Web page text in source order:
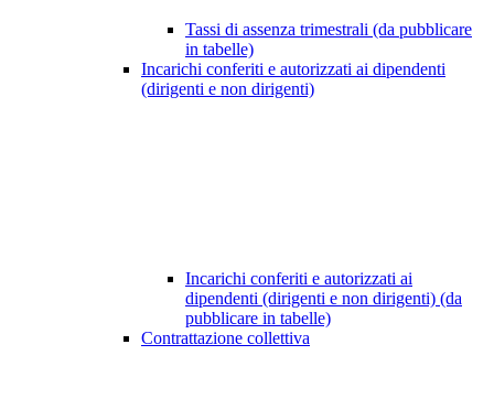
Tassi di assenza trimestrali (da pubblicare
in tabelle)
Incarichi conferiti e autorizzati ai dipendenti
(dirigenti e non dirigenti)
Incarichi conferiti e autorizzati ai
dipendenti (dirigenti e non dirigenti) (da
pubblicare in tabelle)
Contrattazione collettiva